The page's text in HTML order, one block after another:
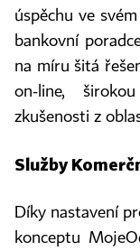
úspěchu ve
bankovní
na míru šitá
on-line,
zkušenosti z
Služby
Díky nastavení
konceptu